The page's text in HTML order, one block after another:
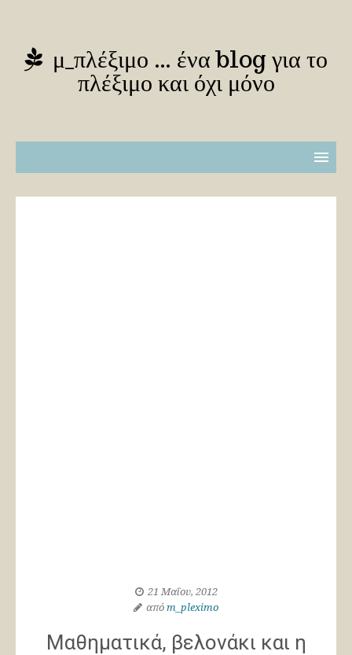
μ_πλέξιμο … ένα blog για το
πλέξιμο και όχι μόνο
21 Μαΐου, 2012
απόm_pleximo
Μαθηματικά, βελονάκι και η